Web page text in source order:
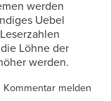
werden
Uebel
Löhne der
werden.
Kommentar melden